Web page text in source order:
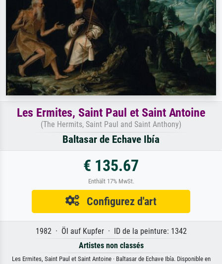
Les Ermites, Saint Paul et Saint Antoine
(The Hermits, Saint Paul and Saint Anthony)
Baltasar de Echave Ibía
€ 135.67
Enthält 17% MwSt.
Configurez d'art
1982 · Öl auf Kupfer · ID de la peinture: 1342
Artistes non classés
Les Ermites, Saint Paul et Saint Antoine · Baltasar de Echave Ibía. Disponible en